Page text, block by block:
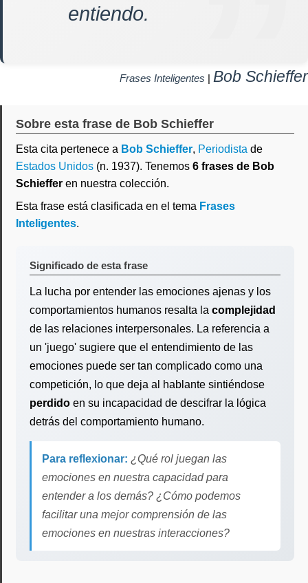
entiendo.
Frases Inteligentes | Bob Schieffer
Sobre esta frase de Bob Schieffer
Esta cita pertenece a Bob Schieffer, Periodista de
Estados Unidos (n. 1937). Tenemos 6 frases de Bob
Schieffer en nuestra colección.
Esta frase está clasificada en el tema Frases
Inteligentes.
Significado de esta frase
La lucha por entender las emociones ajenas y los
comportamientos humanos resalta la complejidad
de las relaciones interpersonales. La referencia a
un 'juego' sugiere que el entendimiento de las
emociones puede ser tan complicado como una
competición, lo que deja al hablante sintiéndose
perdido en su incapacidad de descifrar la lógica
detrás del comportamiento humano.
Para reflexionar: ¿Qué rol juegan las
emociones en nuestra capacidad para
entender a los demás? ¿Cómo podemos
facilitar una mejor comprensión de las
emociones en nuestras interacciones?